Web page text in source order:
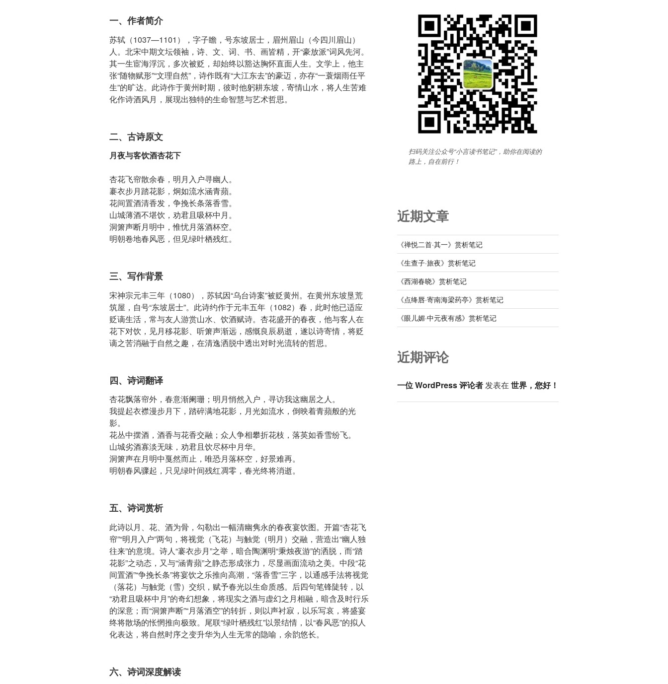
一、作者简介
苏轼（1037—1101），字子瞻，号东坡居士，眉州眉山（今四川眉山）
人。北宋中期文坛领袖，诗、文、词、书、画皆精，开“豪放派”词风先河。
其一生宦海浮沉，多次被贬，却始终以豁达胸怀直面人生。文学上，他主
张“随物赋形”“文理自然”，诗作既有“大江东去”的豪迈，亦存“一蓑烟雨任平
生”的旷达。此诗作于黄州时期，彼时他躬耕东坡，寄情山水，将人生苦难
化作诗酒风月，展现出独特的生命智慧与艺术哲思。
二、古诗原文
月夜与客饮酒杏花下
杏花飞帘散余春，明月入户寻幽人。
褰衣步月踏花影，炯如流水涵青蘋。
花间置酒清香发，争挽长条落香雪。
山城薄酒不堪饮，劝君且吸杯中月。
洞箫声断月明中，惟忧月落酒杯空。
明朝卷地春风恶，但见绿叶栖残红。
三、写作背景
宋神宗元丰三年（1080），苏轼因“乌台诗案”被贬黄州。在黄州东坡垦荒
筑屋，自号“东坡居士”。此诗约作于元丰五年（1082）春，此时他已适应
贬谪生活，常与友人游赏山水、饮酒赋诗。杏花盛开的春夜，他与客人在
花下对饮，见月移花影、听箫声渐远，感慨良辰易逝，遂以诗寄情，将贬
谪之苦消融于自然之趣，在清逸洒脱中透出对时光流转的哲思。
四、诗词翻译
杏花飘落帘外，春意渐阑珊；明月悄然入户，寻访我这幽居之人。
我提起衣襟漫步月下，踏碎满地花影，月光如流水，倒映着青蘋般的光
影。
花丛中摆酒，酒香与花香交融；众人争相攀折花枝，落英如香雪纷飞。
山城劣酒寡淡无味，劝君且饮尽杯中月华。
洞箫声在月明中戛然而止，唯恐月落杯空，好景难再。
明朝春风骤起，只见绿叶间残红凋零，春光终将消逝。
五、诗词赏析
此诗以月、花、酒为骨，勾勒出一幅清幽隽永的春夜宴饮图。开篇“杏花飞
帘”“明月入户”两句，将视觉（飞花）与触觉（明月）交融，营造出“幽人独
往来”的意境。诗人“褰衣步月”之举，暗合陶渊明“秉烛夜游”的洒脱，而“踏
花影”之动态，又与“涵青蘋”之静态形成张力，尽显画面流动之美。中段“花
间置酒”“争挽长条”将宴饮之乐推向高潮，“落香雪”三字，以通感手法将视觉
（落花）与触觉（雪）交织，赋予春光以生命质感。后四句笔锋陡转，以
“劝君且吸杯中月”的奇幻想象，将现实之酒与虚幻之月相融，暗含及时行乐
的深意；而“洞箫声断”“月落酒空”的转折，则以声衬寂，以乐写哀，将盛宴
终将散场的怅惘推向极致。尾联“绿叶栖残红”以景结情，以“春风恶”的拟人
化表达，将自然时序之变升华为人生无常的隐喻，余韵悠长。
六、诗词深度解读
扫码关注公众号“小言读书笔记”，助你在阅读的
路上，自在前行！
近期文章
《禅悦二首·其一》赏析笔记
《生查子·旅夜》赏析笔记
《西湖春晓》赏析笔记
《点绛唇·寄南海梁药亭》赏析笔记
《眼儿媚·中元夜有感》赏析笔记
近期评论
一位 WordPress 评论者发表在 世界，您好！